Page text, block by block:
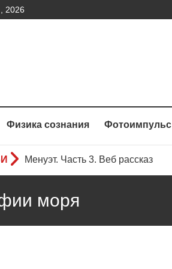
, 2026
Физика сознания Фотоимпульс
Менуэт.Часть 2 – Веб рассказ
Менуэт. Часть 3. Веб рассказ
моря